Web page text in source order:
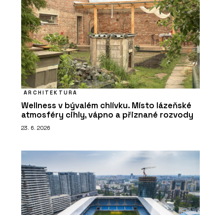
ARCHITEKTURA
Wellness v bývalém chlívku. Místo lázeňské
atmosféry cihly, vápno a přiznané rozvody
23. 6. 2026